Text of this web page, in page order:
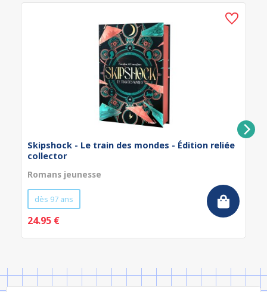
Skipshock - Le train des mondes - Édition reliée
collector
Romans jeunesse
dès 97 ans
24.95 €